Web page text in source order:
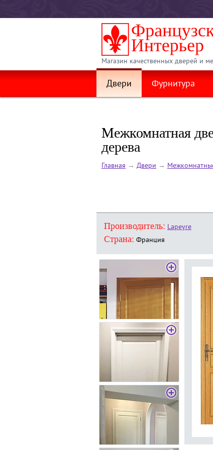
Магазин качественных дверей и
Двери Фурнитура
Межкомнатная
дерева
Главная → Двери →
Производитель: Lapeyre
Страна: Франция